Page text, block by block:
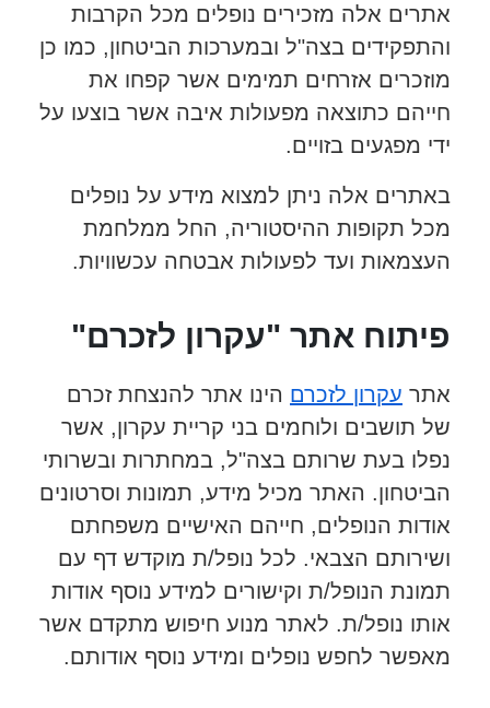
אתרים אלה מזכירים נופלים מכל הקרבות
והתפקידים בצה"ל ובמערכות הביטחון, כמו כן
מוזכרים אזרחים תמימים אשר קפחו את
חייהם כתוצאה מפעולות איבה אשר בוצעו על
ידי מפגעים בזויים.
באתרים אלה ניתן למצוא מידע על נופלים
מכל תקופות ההיסטוריה, החל ממלחמת
העצמאות ועד לפעולות אבטחה עכשוויות.
פיתוח אתר "עקרון לזכרם"
אתר עקרון לזכרם הינו אתר להנצחת זכרם
של תושבים ולוחמים בני קריית עקרון, אשר
נפלו בעת שרותם בצה"ל, במחתרות ובשרותי
הביטחון. האתר מכיל מידע, תמונות וסרטונים
אודות הנופלים, חייהם האישיים משפחתם
ושירותם הצבאי. לכל נופל/ת מוקדש דף עם
תמונת הנופל/ת וקישורים למידע נוסף אודות
אותו נופל/ת. לאתר מנוע חיפוש מתקדם אשר
מאפשר לחפש נופלים ומידע נוסף אודותם.